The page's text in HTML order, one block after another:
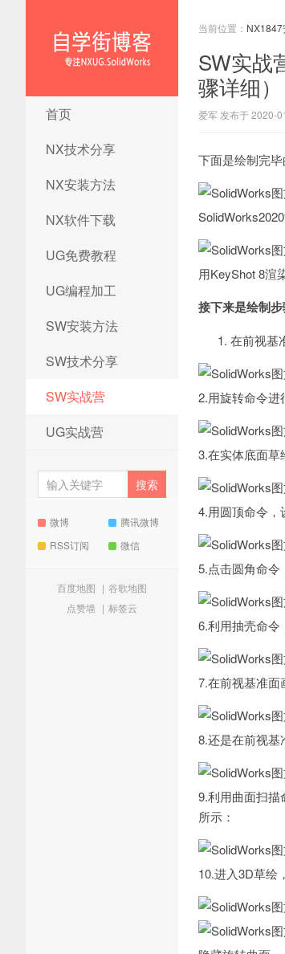
NX1847安装方法|UG12.0安装
方法|ug12.0安装教程|ug12.0
首页
NX技术分享
NX安装方法
NX软件下载
UG免费教程
UG编程加工
SW安装方法
SW技术分享
SW实战营
UG实战营
微博
腾讯微博
RSS订阅
微信
百度地图 | 谷歌地图
点赞墙 | 标签云
当前位置：
SW实战
骤详细）
爱军 发布于 2020-
下面是绘制完
用KeyShot 8渲
接下来是绘制步
在前视基
2.用旋转命令进
3.在实体底面草
4.用圆顶命令，
5.点击圆角命令
6.利用抽壳命令
7.在前视基准面
8.还是在前视基
9.利用曲面扫描
所示：
10.进入3D草绘